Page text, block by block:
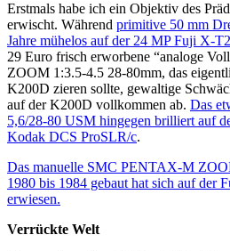
Erstmals habe ich ein Objektiv des
erwischt. Während primitive 50 mm
Jahre mühelos auf der 24 MP Fuji X-
29 Euro frisch erworbene “analoge
ZOOM 1:3.5-4.5 28-80mm, das
K200D zieren sollte, gewaltige
auf der K200D vollkommen ab. Das
5,6/28-80 USM hingegen brilliert auf
Kodak DCS ProSLR/c.
Das manuelle SMC PENTAX-M
1980 bis 1984 gebaut hat sich auf der
erwiesen.
Verrückte Welt